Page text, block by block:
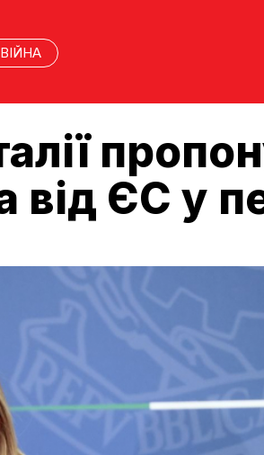
ВІЙНА
від ЄС у